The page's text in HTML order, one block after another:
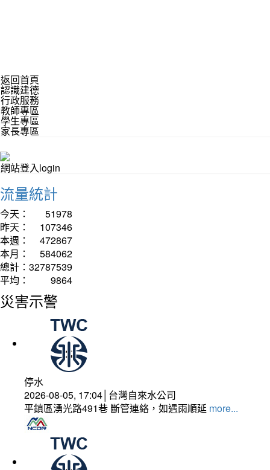
返回首頁
認識建德
行政服務
教師專區
學生專區
家長專區
網站登入login
流量統計
今天：
51978
昨天：
107346
本週：
472867
本月：
584062
總計： 32787539
平均：
9864
災害示警
停水
2026-08-05, 17:04│台灣自來水公司
平鎮區湧光路491巷 斷管連絡，如遇雨順延 more...